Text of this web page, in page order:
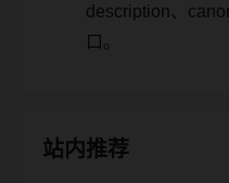
description、
口。
站内推荐